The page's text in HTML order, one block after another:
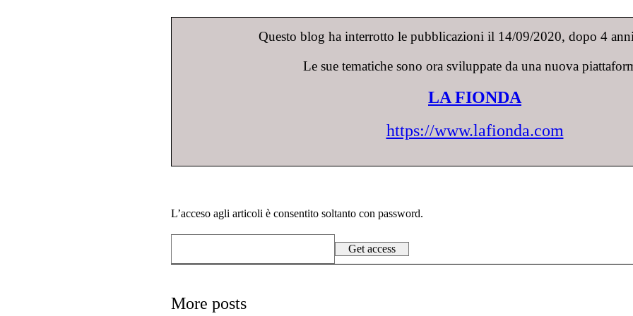
Questo blog ha interrotto le pubblicazioni il 14/09/2020, dopo 4
Le sue tematiche sono ora sviluppate da una nuova
LA FIONDA
https://www.lafionda.com
L’acceso agli articoli è consentito soltanto con password.
More posts